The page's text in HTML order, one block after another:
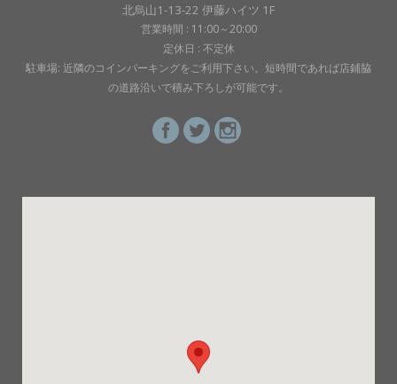
北烏山1-13-22 伊藤ハイツ 1F
営業時間 : 11:00～20:00
定休日 : 不定休
駐車場: 近隣のコインパーキングをご利用下さい。短時間であれば店鋪脇
の道路沿いで積み下ろしが可能です。